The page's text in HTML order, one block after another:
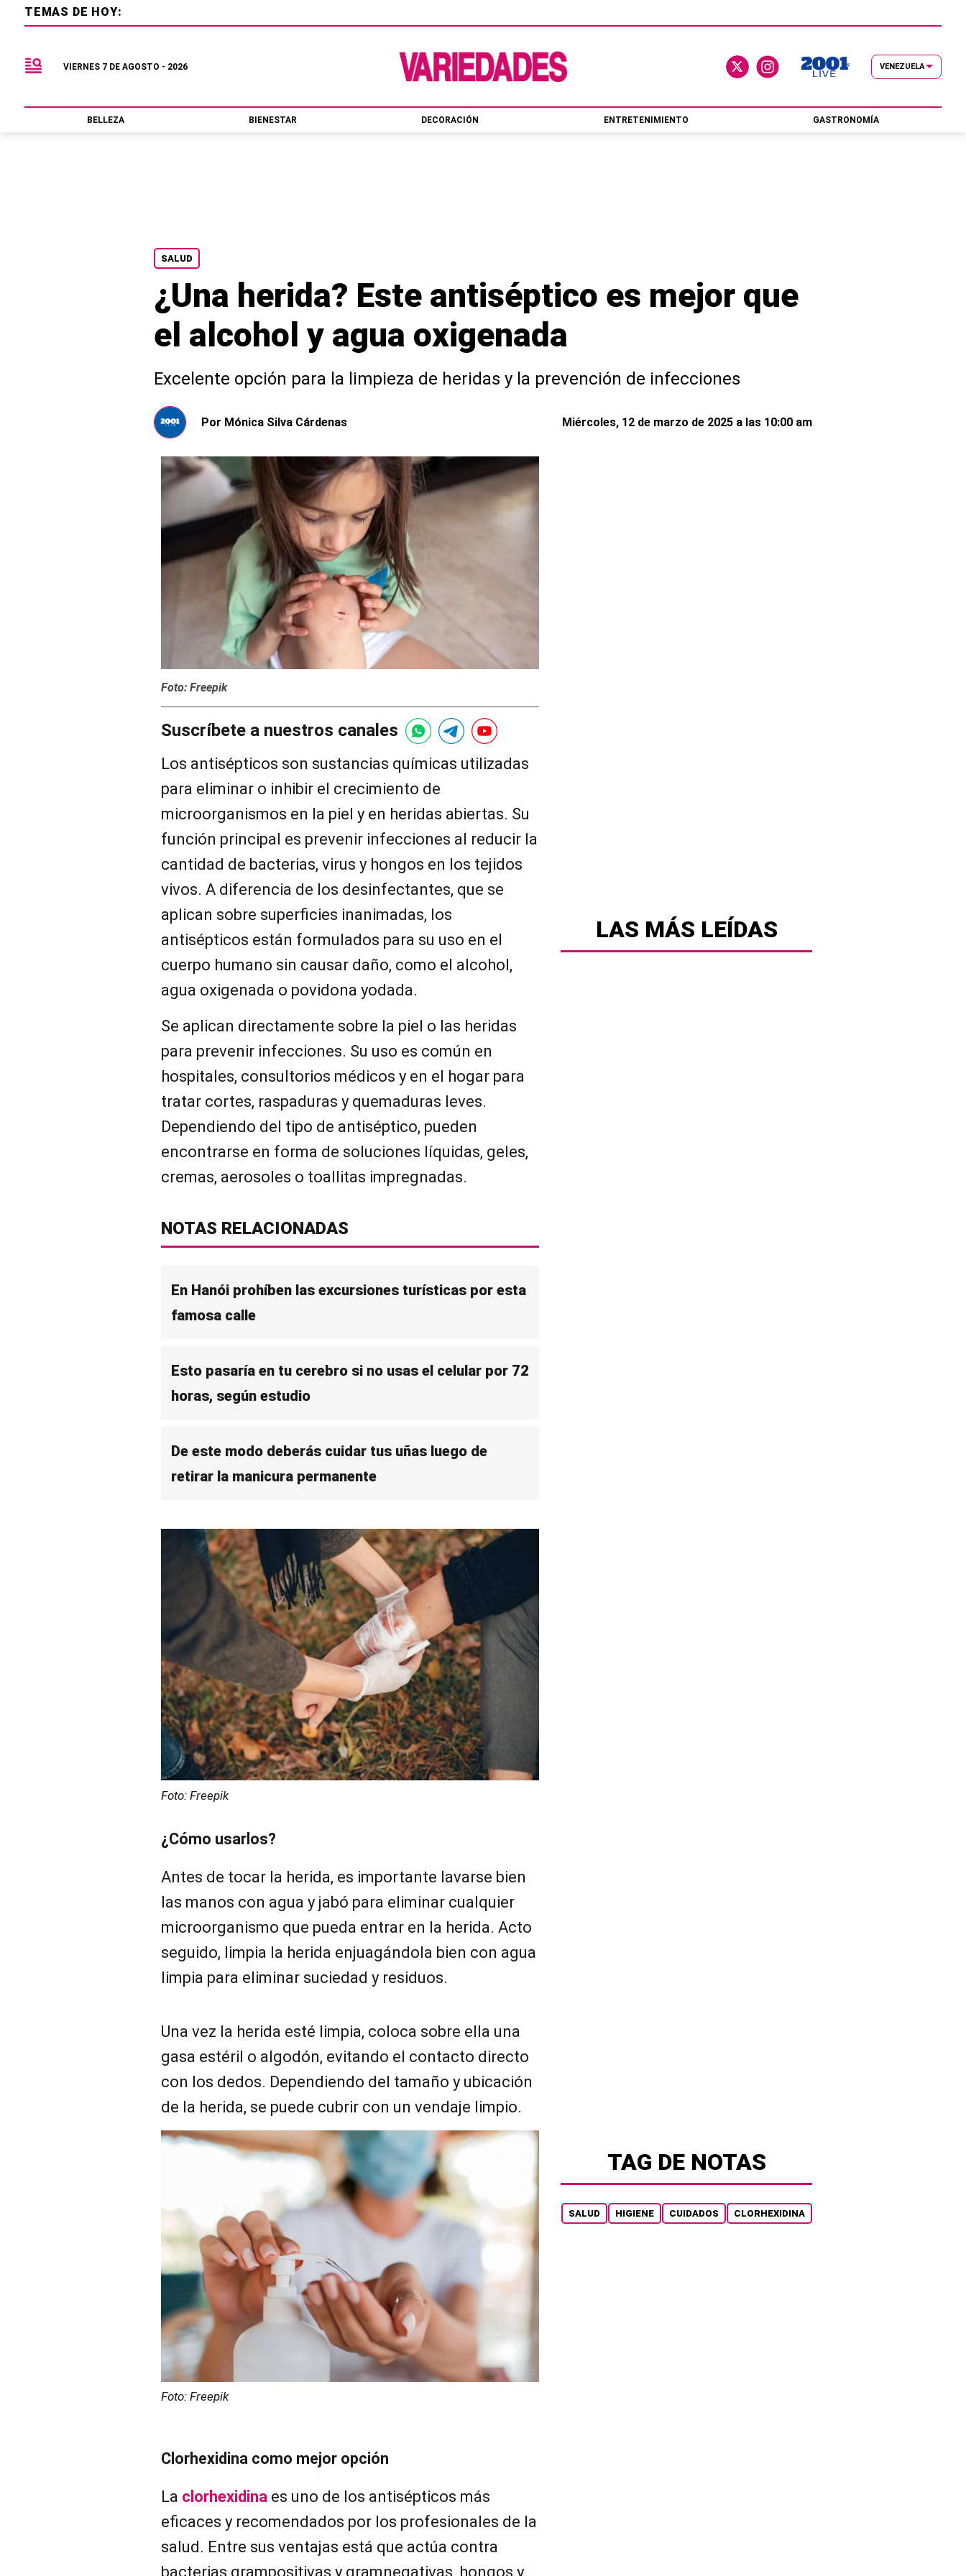
SALUD
¿Una herida? Este antiséptico es mejor que
el alcohol y agua oxigenada
Excelente opción para la limpieza de heridas y la prevención de infecciones
Por Mónica Silva Cárdenas Miércoles, 12 de marzo de 2025 a las 10:00 am
Foto: Freepik
Suscríbete a nuestros canales
Los antisépticos son sustancias químicas utilizadas
para eliminar o inhibir el crecimiento de
microorganismos en la piel y en heridas abiertas. Su
función principal es prevenir infecciones al reducir la
cantidad de bacterias, virus y hongos en los tejidos
vivos. A diferencia de los desinfectantes, que se
aplican sobre superficies inanimadas, los
antisépticos están formulados para su uso en el
cuerpo humano sin causar daño, como el alcohol,
agua oxigenada o povidona yodada.
Se aplican directamente sobre la piel o las heridas
para prevenir infecciones. Su uso es común en
hospitales, consultorios médicos y en el hogar para
tratar cortes, raspaduras y quemaduras leves.
Dependiendo del tipo de antiséptico, pueden
encontrarse en forma de soluciones líquidas, geles,
cremas, aerosoles o toallitas impregnadas.
NOTAS RELACIONADAS
En Hanói prohíben las excursiones turísticas por esta
famosa calle
Esto pasaría en tu cerebro si no usas el celular por 72
horas, según estudio
De este modo deberás cuidar tus uñas luego de
retirar la manicura permanente
Foto: Freepik
¿Cómo usarlos?
Antes de tocar la herida, es importante lavarse bien
las manos con agua y jabó para eliminar cualquier
microorganismo que pueda entrar en la herida. Acto
seguido, limpia la herida enjuagándola bien con agua
limpia para eliminar suciedad y residuos.
Una vez la herida esté limpia, coloca sobre ella una
gasa estéril o algodón, evitando el contacto directo
con los dedos. Dependiendo del tamaño y ubicación
de la herida, se puede cubrir con un vendaje limpio.
Foto: Freepik
Clorhexidina como mejor opción
La clorhexidina es uno de los antisépticos más
eficaces y recomendados por los profesionales de la
salud. Entre sus ventajas está que actúa contra
bacterias grampositivas y gramnegativas, hongos y
LAS MÁS LEÍDAS
TAG DE NOTAS
SALUD HIGIENE CUIDADOS CLORHEXIDINA
TEMAS DE HOY:
VIERNES 7 DE AGOSTO - 2026 VENEZUELA
BELLEZA BIENESTAR DECORACIÓN ENTRETENIMIENTO GASTRONOMÍA